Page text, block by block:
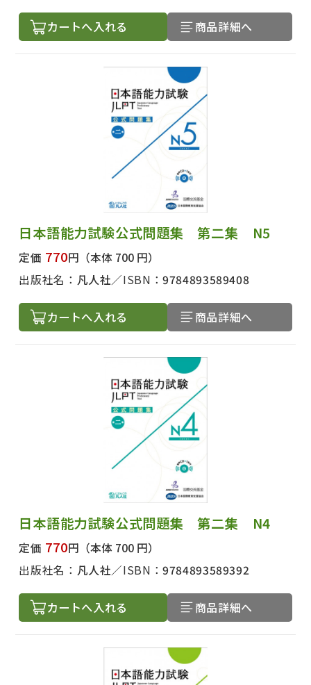
カートへ入れる 商品詳細へ
日本語能力試験公式問題集 第二集 N5
定価 770円 （本体 700 円）
出版社名： 凡人社 ISBN：9784893589408
カートへ入れる 商品詳細へ
日本語能力試験公式問題集 第二集 N4
定価 770円 （本体 700 円）
出版社名： 凡人社 ISBN：9784893589392
カートへ入れる 商品詳細へ